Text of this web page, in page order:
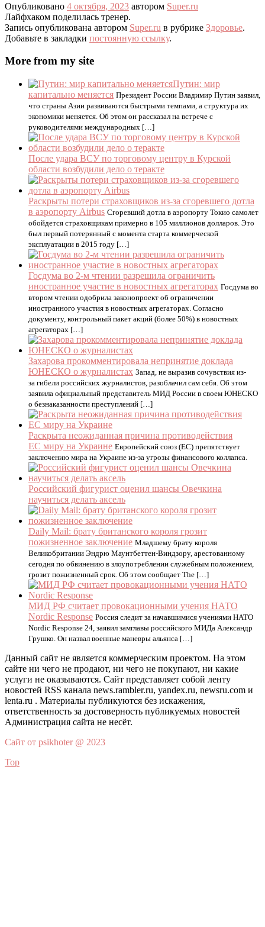
Опубликовано 4 октября, 2023 автором Super.ru
Лайфхаком поделилась тренер.
Запись опубликована автором Super.ru в рубрике Здоровье.
Добавьте в закладки постоянную ссылку.
More from my site
Путин: мир
капитально меняется Президент России Владимир Путин заявил,
что страны Азии развиваются быстрыми темпами, а структура их
экономики меняется. Об этом он рассказал на встрече с
руководителями международных […]
После удара ВСУ по торговому центру в Курской
области возбудили дело о теракте
Раскрыты потери страховщиков из-за сгоревшего дотла
в аэропорту Airbus Сгоревший дотла в аэропорту Токио самолет
обойдется страховщикам примерно в 105 миллионов долларов. Это
был первый потерянный с момента старта коммерческой
эксплуатации в 2015 году […]
Госдума во 2-м чтении разрешила ограничить
иностранное участие в новостных агрегаторах Госдума во
втором чтении одобрила законопроект об ограничении
иностранного участия в новостных агрегаторах. Согласно
документу, контрольный пакет акций (более 50%) в новостных
агрегаторах […]
Захарова прокомментировала непринятие доклада
ЮНЕСКО о журналистах Запад, не выразив сочувствия из-
за гибели российских журналистов, разоблачил сам себя. Об этом
заявила официальный представитель МИД России в своем ЮНЕСКО
о безнаказанности преступлений […]
Раскрыта неожиданная причина противодействия
ЕС миру на Украине Европейский союз (ЕС) препятствует
заключению мира на Украине из-за угрозы финансового коллапса.
Российский фигурист оценил шансы Овечкина
научиться делать аксель
Daily Mail: брату британского короля грозит
пожизненное заключение Младшему брату короля
Великобритании Эндрю Маунтбеттен-Виндзору, арестованному
сегодня по обвинению в злоупотреблении служебным положением,
грозит пожизненный срок. Об этом сообщает The […]
МИД РФ считает провокационными учения НАТО
Nordic Response Россия следит за начавшимися учениями НАТО
Nordic Response 24, заявил замглавы российского МИДа Александр
Грушко. Он назвал военные маневры альянса […]
Данный сайт не является коммерческим проектом. На этом
сайте ни чего не продают, ни чего не покупают, ни какие
услуги не оказываются. Сайт представляет собой ленту
новостей RSS канала news.rambler.ru, yandex.ru, newsru.com и
lenta.ru . Материалы публикуются без искажения,
ответственность за достоверность публикуемых новостей
Администрация сайта не несёт.
Сайт от psikhoter @ 2023
Top